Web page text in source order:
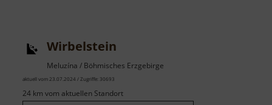
Wirbelstein
Meluzína / Böhmisches Erzgebirge
aktuell vom 23.07.2024 / Zugriffe: 30693
24 km vom aktuellen Standort